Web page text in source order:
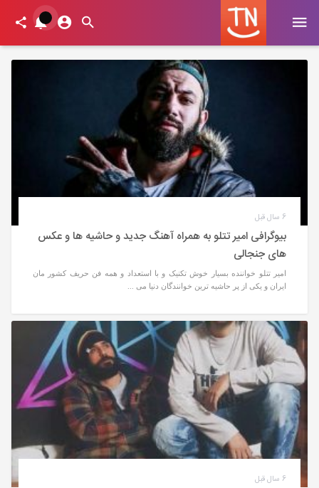
6 سال قبل
بیوگرافی امیر تتلو به همراه آهنگ جدید و حاشیه ها و عکس
های جنجالی
امیر تتلو خواننده بسیار خوش تکنیک و با استعداد و همه فن حریف کشور مان
ایران و یکی از پر حاشیه ترین خوانندگان دنیا می ...
6 سال قبل